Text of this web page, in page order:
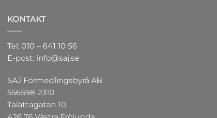
KONTAKT
Tel: 010 – 641 10 56
E-post: info@saj.se
SAJ Förmedlingsbyrå AB
556598-2310
Talattagatan 10